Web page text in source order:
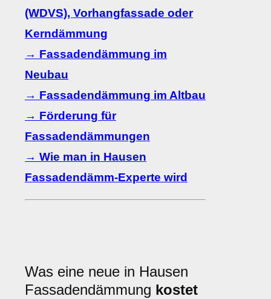
(WDVS), Vorhangfassade oder
Kerndämmung
→ Fassadendämmung im
Neubau
→ Fassadendämmung im Altbau
→ Förderung für
Fassadendämmungen
→ Wie man in Hausen
Fassadendämm-Experte wird
Was eine neue in Hausen
Fassadendämmung kostet